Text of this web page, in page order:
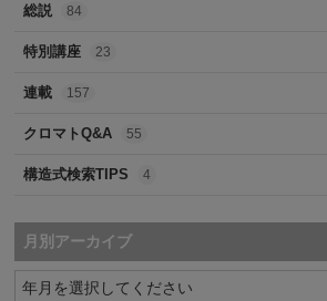
総説 84
特別講座 23
連載 157
クロマトQ&A 55
構造式検索TIPS 4
月別アーカイブ